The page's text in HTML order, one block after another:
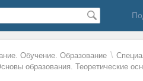
Обучение. Образование \
образования. Теоретические